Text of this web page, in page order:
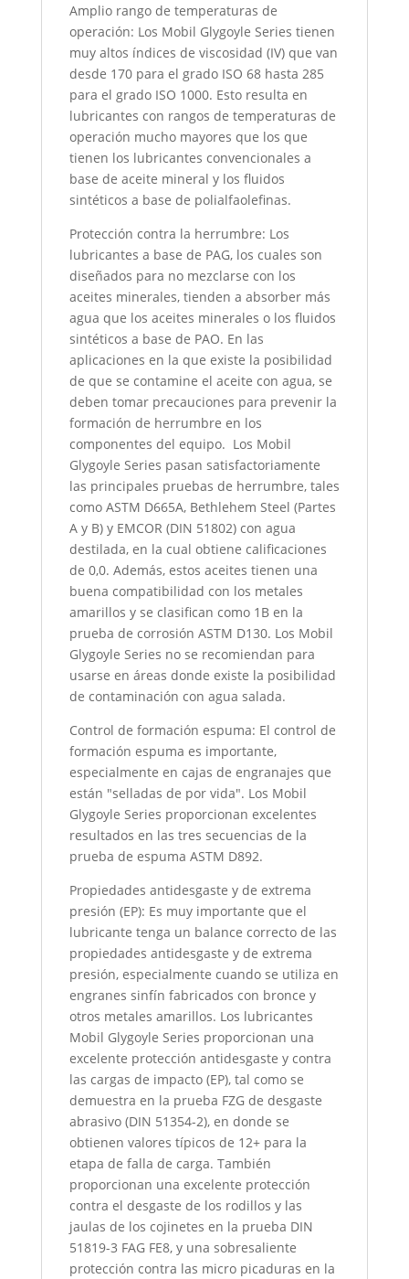
Amplio rango de temperaturas de
operación: Los Mobil Glygoyle Series tienen
muy altos índices de viscosidad (IV) que van
desde 170 para el grado ISO 68 hasta 285
para el grado ISO 1000. Esto resulta en
lubricantes con rangos de temperaturas de
operación mucho mayores que los que
tienen los lubricantes convencionales a
base de aceite mineral y los fluidos
sintéticos a base de polialfaolefinas.
Protección contra la herrumbre: Los
lubricantes a base de PAG, los cuales son
diseñados para no mezclarse con los
aceites minerales, tienden a absorber más
agua que los aceites minerales o los fluidos
sintéticos a base de PAO. En las
aplicaciones en la que existe la posibilidad
de que se contamine el aceite con agua, se
deben tomar precauciones para prevenir la
formación de herrumbre en los
componentes del equipo. Los Mobil
Glygoyle Series pasan satisfactoriamente
las principales pruebas de herrumbre, tales
como ASTM D665A, Bethlehem Steel (Partes
A y B) y EMCOR (DIN 51802) con agua
destilada, en la cual obtiene calificaciones
de 0,0. Además, estos aceites tienen una
buena compatibilidad con los metales
amarillos y se clasifican como 1B en la
prueba de corrosión ASTM D130. Los Mobil
Glygoyle Series no se recomiendan para
usarse en áreas donde existe la posibilidad
de contaminación con agua salada.
Control de formación espuma: El control de
formación espuma es importante,
especialmente en cajas de engranajes que
están "selladas de por vida". Los Mobil
Glygoyle Series proporcionan excelentes
resultados en las tres secuencias de la
prueba de espuma ASTM D892.
Propiedades antidesgaste y de extrema
presión (EP): Es muy importante que el
lubricante tenga un balance correcto de las
propiedades antidesgaste y de extrema
presión, especialmente cuando se utiliza en
engranes sinfín fabricados con bronce y
otros metales amarillos. Los lubricantes
Mobil Glygoyle Series proporcionan una
excelente protección antidesgaste y contra
las cargas de impacto (EP), tal como se
demuestra en la prueba FZG de desgaste
abrasivo (DIN 51354-2), en donde se
obtienen valores típicos de 12+ para la
etapa de falla de carga. También
proporcionan una excelente protección
contra el desgaste de los rodillos y las
jaulas de los cojinetes en la prueba DIN
51819-3 FAG FE8, y una sobresaliente
protección contra las micro picaduras en la